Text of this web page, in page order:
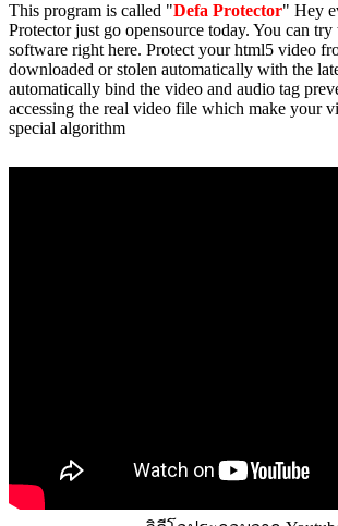
This program is called "Defa Protector" Hey
Protector just go opensource today. You can
software right here. Protect your html5 video
downloaded or stolen automatically with the
automatically bind the video and audio tag
accessing the real video file which make your
special algorithm